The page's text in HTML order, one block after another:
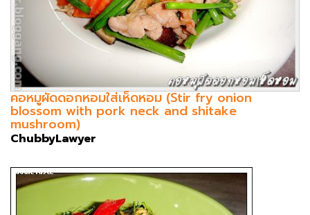
คอหมูผัดดอกหอมใส่เห็ดหอม (Stir fry onion
blossom with pork neck and shitake
mushroom)
ChubbyLawyer